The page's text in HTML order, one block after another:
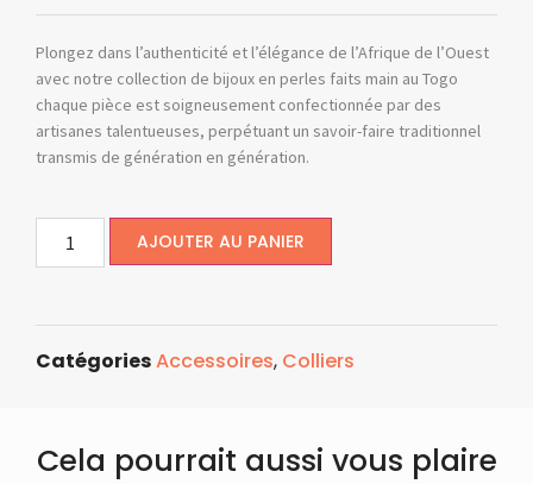
Plongez dans l’authenticité et l’élégance de l’Afrique de l’Ouest
avec notre collection de bijoux en perles faits main au Togo
chaque pièce est soigneusement confectionnée par des
artisanes talentueuses, perpétuant un savoir-faire traditionnel
transmis de génération en génération.
AJOUTER AU PANIER
CatégoriesAccessoires, Colliers
Cela pourrait aussi vous plaire